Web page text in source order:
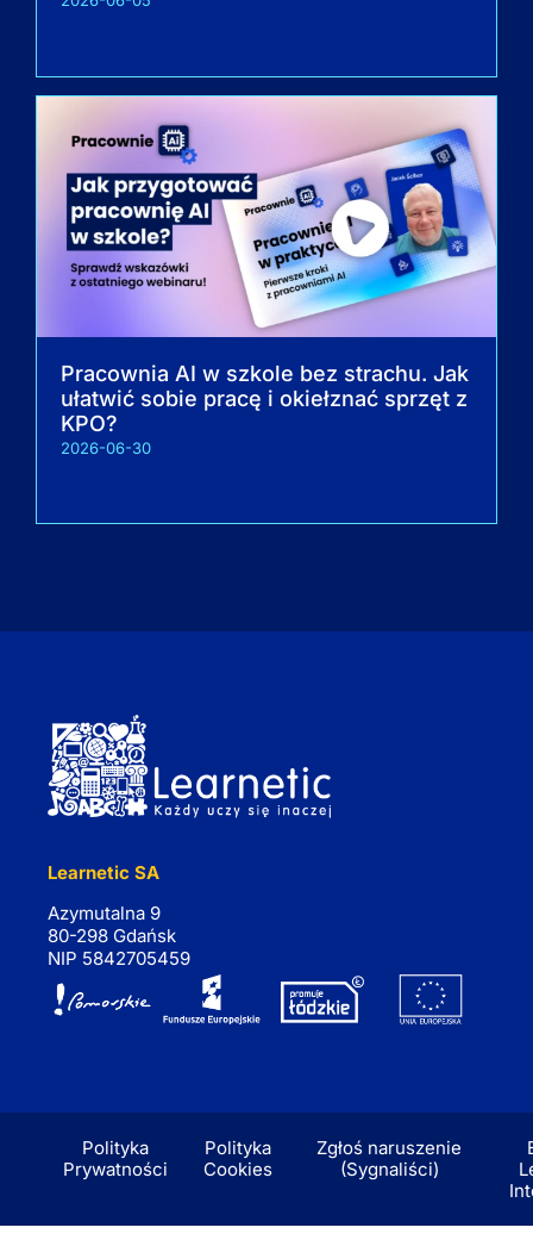
Pracownia AI w szkole bez strachu. Jak
ułatwić sobie pracę i okiełznać sprzęt z
KPO?
2026-06-30
Learnetic SA
Azymutalna 9
80-298 Gdańsk
NIP 5842705459
Polityka
Prywatności
Polityka
Cookies
Zgłoś naruszenie
(Sygnaliści)